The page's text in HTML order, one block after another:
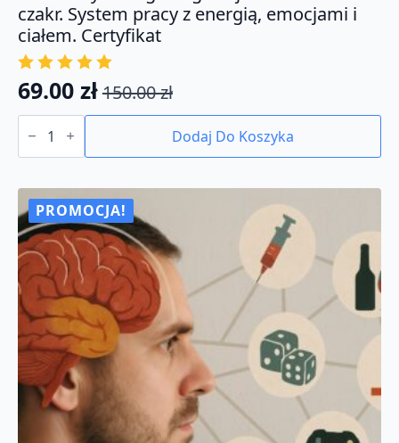
czakr. System pracy z energią, emocjami i
ciałem. Certyfikat
150.00zł
Pierwotna
cena
wynosiła:
150.00 zł.
69.00 zł
Aktualna
cena
wynosi:
69.00 zł.
ilość
KURS:
regulacji
uzdrawianie
czakr.
System
pracy
z
energią,
emocjami
i
ciałem.
Certyfikat
Dodaj Do Koszyka
PROMOCJA!